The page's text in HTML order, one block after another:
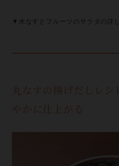
▼水なすとフルーツのサラダの詳
丸なすの揚げだしレ
やかに仕上がる